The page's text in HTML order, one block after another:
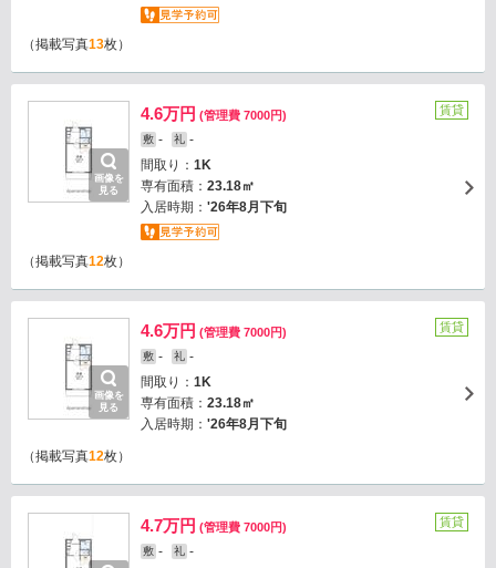
（掲載写真13枚）
画像を
見る
4.6万円 (管理費 7000円)
敷 - 礼 -
間取り： 1K
専有面積： 23.18㎡
入居時期： '26年8月下旬
賃貸
（掲載写真12枚）
画像を
見る
4.6万円 (管理費 7000円)
敷 - 礼 -
間取り： 1K
専有面積： 23.18㎡
入居時期： '26年8月下旬
賃貸
（掲載写真12枚）
4.7万円 (管理費 7000円)
敷 - 礼 -
賃貸